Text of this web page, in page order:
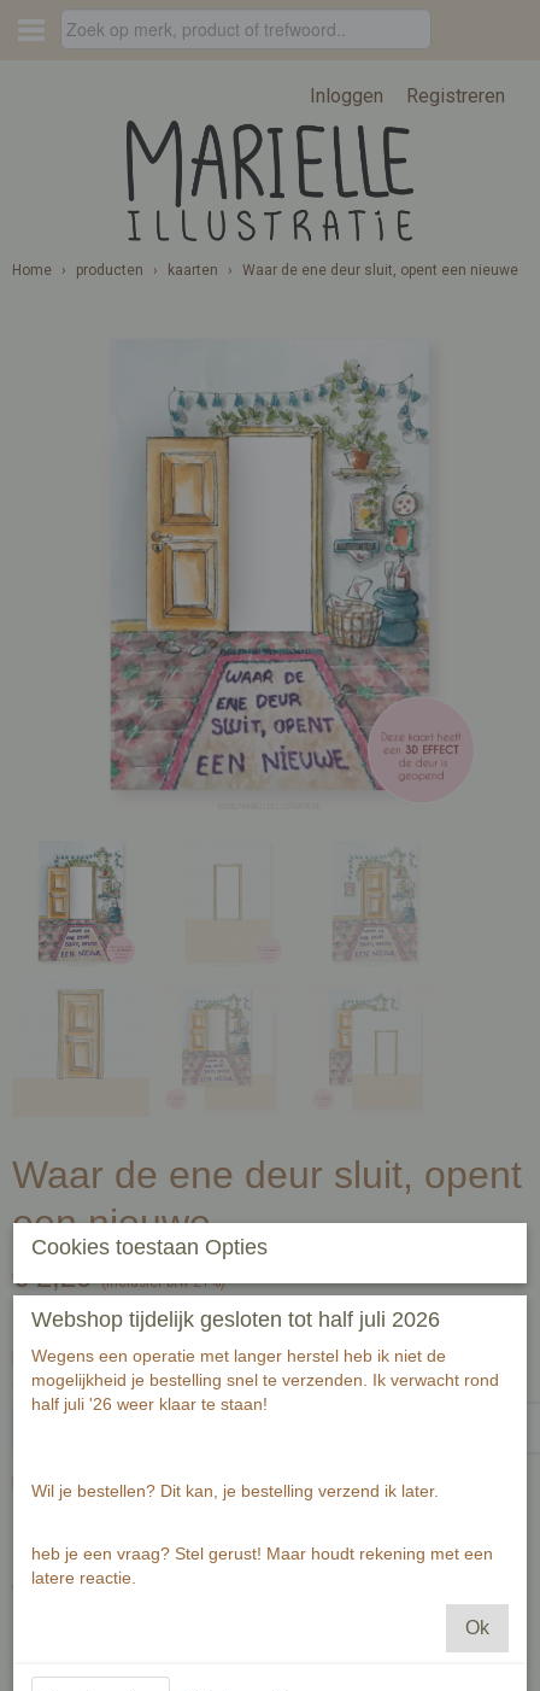
Inloggen Registreren
Home › producten › kaarten › Waar de ene deur sluit, opent een nieuwe
Waar de ene deur sluit, opent
een nieuwe
€ 2,20 (inclusief btw 21%)
Op voorraad - Levertijd 2-3 werkdagen
Handgeschreven tekst op achterzijde kaart (zwart fineliner) voor
ontvanger:-1
Passende envelop bij deze kaart
Aantal
Cookies toestaan Opties
Webshop tijdelijk gesloten tot half juli 2026
Wegens een operatie met langer herstel heb ik niet de
mogelijkheid je bestelling snel te verzenden. Ik verwacht rond
half juli '26 weer klaar te staan!
Wil je bestellen? Dit kan, je bestelling verzend ik later.
heb je een vraag? Stel gerust! Maar houdt rekening met een
latere reactie.
Ok